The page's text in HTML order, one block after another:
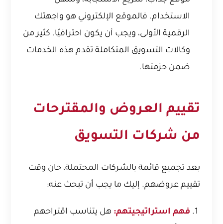
الاستخدام. فالموقع الإلكتروني هو واجهتك
الرقمية الأولى، ويجب أن يكون احترافيًا. كثير من
وكالات التسويق المتكاملة تقدم هذه الخدمات
ضمن حزمتها.
تقييم العروض والمقترحات
من شركات التسويق
بعد تجميع قائمة بالشركات المحتملة، حان وقت
تقييم عروضهم. إليك ما يجب أن تبحث عنه:
فهم استراتيجيتهم: هل يتناسب اقتراحهم